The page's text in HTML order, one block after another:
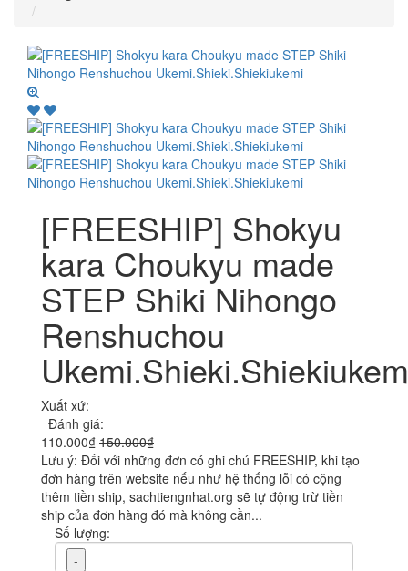
[FREESHIP] Shokyu
kara Choukyu made
STEP Shiki Nihongo
Renshuchou
Xuất xứ:
Đánh giá:
110.000₫ 150.000₫
Lưu ý: Đối với những đơn có ghi chú FREESHIP, khi tạo
đơn hàng trên website nếu như hệ thống lỗi có cộng
thêm tiền ship, sachtiengnhat.org sẽ tự động trừ tiền
ship của đơn hàng đó mà không cần...
Số lượng:
-